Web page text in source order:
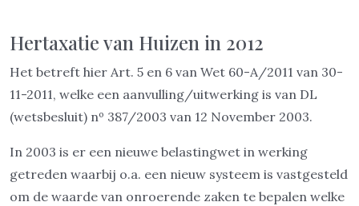
Hertaxatie van Huizen in 2012
Het betreft hier Art. 5 en 6 van Wet 60-A/2011 van 30-
11-2011, welke een aanvulling/uitwerking is van DL
(wetsbesluit) nº 387/2003 van 12 November 2003.
In 2003 is er een nieuwe belastingwet in werking
getreden waarbij o.a. een nieuw systeem is vastgesteld
om de waarde van onroerende zaken te bepalen welke